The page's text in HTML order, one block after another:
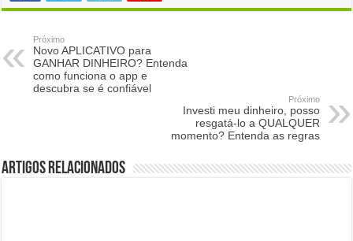
Próximo
Novo APLICATIVO para
GANHAR DINHEIRO? Entenda
como funciona o app e
descubra se é confiável
Próximo
Investi meu dinheiro, posso
resgatá-lo a QUALQUER
momento? Entenda as regras
Artigos Relacionados